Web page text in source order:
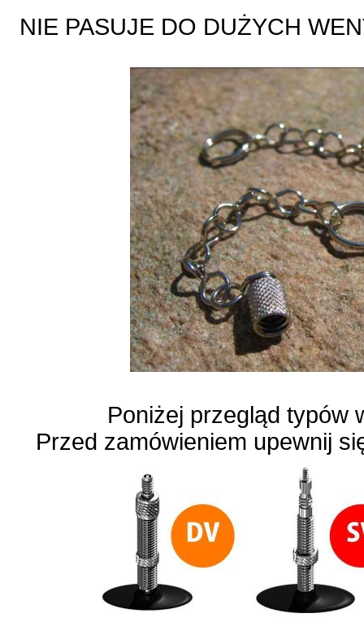
NIE PASUJE DO DUŻYCH
Poniżej przegląd typów
Przed zamówieniem upewnij